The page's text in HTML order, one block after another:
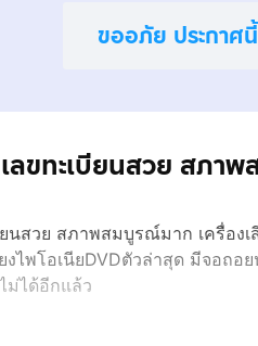
ขออภัย ประกาศ
ลขทะเบียนสวย สภา
นสวย สภาพสมบูรณ์มาก เครื่อง
ยงไพโอเนียDVDตัวล่าสุด มีจอ
ม่ได้อีกแล้ว